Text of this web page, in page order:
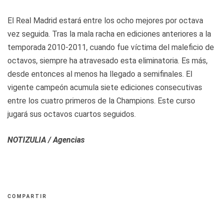
El Real Madrid estará entre los ocho mejores por octava
vez seguida. Tras la mala racha en ediciones anteriores a la
temporada 2010-2011, cuando fue víctima del maleficio de
octavos, siempre ha atravesado esta eliminatoria. Es más,
desde entonces al menos ha llegado a semifinales. El
vigente campeón acumula siete ediciones consecutivas
entre los cuatro primeros de la Champions. Este curso
jugará sus octavos cuartos seguidos.
NOTIZULIA / Agencias
COMPARTIR